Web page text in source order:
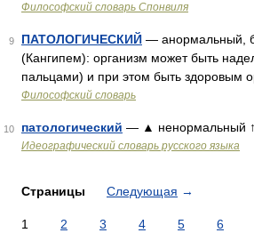
Философский словарь Спонвиля
9 ПАТОЛОГИЧЕСКИЙ — анормальный,
(Кангипем): организм может быть
пальцами) и при этом быть здоровым
Философский словарь
10 патологический — ▲ ненормальный ↑
Идеографический словарь русского языка
Страницы Следующая →
1 2 3 4 5 6